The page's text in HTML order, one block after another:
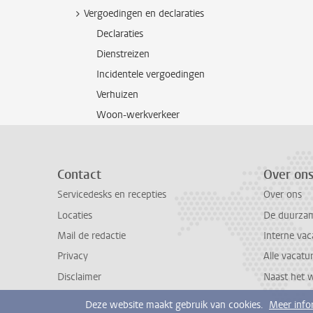
Vergoedingen en declaraties
Declaraties
Dienstreizen
Incidentele vergoedingen
Verhuizen
Woon-werkverkeer
Contact
Servicedesks en recepties
Locaties
Mail de redactie
Privacy
Disclaimer
Over ons
Over ons
De
Interne
Alle
Naast het
Deze website maakt gebruik van cookies. Meer